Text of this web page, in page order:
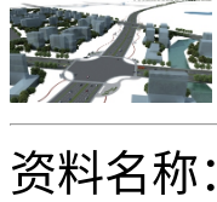
资料名称